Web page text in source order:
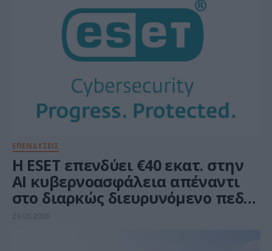
ΕΠΕΝΔΥΣΕΙΣ
Η ESET επενδύει €40 εκατ. στην
AI κυβερνοασφάλεια απέναντι
στο διαρκώς διευρυνόμενο πεδίο
επιθέσεων
29.05.2026